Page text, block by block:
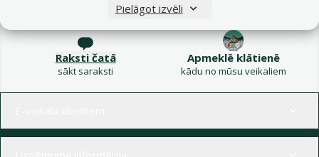
Pielāgot izvēli
eveikals@dinozoo.lv
Raksti čatā
sākt saraksti
Apmeklē klātienē
kādu no mūsu veikaliem